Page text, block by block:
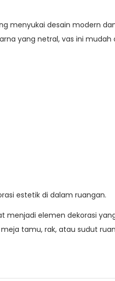
menyukai desain modern
yang netral, vas ini mudah
estetik di dalam ruangan.
elemen dekorasi
tamu, rak, atau sudut